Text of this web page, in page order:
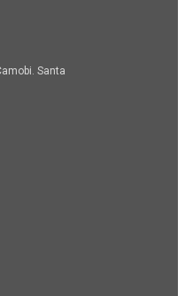
Santa